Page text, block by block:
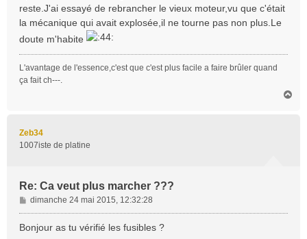
g
e
reste.J'ai essayé de rebrancher le vieux moteur,vu que c'était
la mécanique qui avait explosée,il ne tourne pas non plus.Le
doute m'habite
L'avantage de l'essence,c'est que c'est plus facile a faire brûler quand
ça fait ch---.
Zeb34
1007iste de platine
Re: Ca veut plus marcher ???
M
e
s
dimanche 24 mai 2015, 12:32:28
Bonjour as tu vérifié les fusibles ?